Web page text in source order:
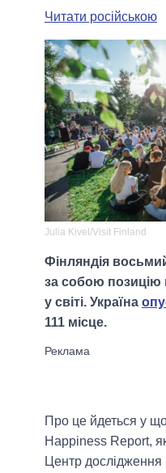
Читати російською
Julia Kivel/Visit Finland
Фінляндія
за собою позицію
у світі. Україна
111 місце.
Про це йдеться у
Happiness Report,
Центр дослідження